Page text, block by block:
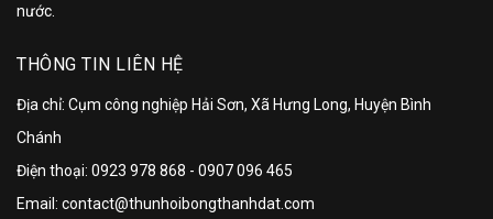
nước.
THÔNG TIN LIÊN HỆ
Địa chỉ: Cụm công nghiệp Hải Sơn, Xã Hưng Long, Huyện Bình
Chánh
Điện thoại: 0923 978 868 - 0907 096 465
Email: contact@thunhoibongthanhdat.com